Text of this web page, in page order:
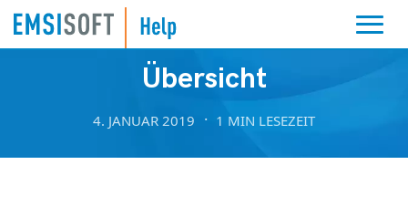
KONFORMITÄT
Übersicht
4. JANUAR 2019 1 MIN LESEZEIT